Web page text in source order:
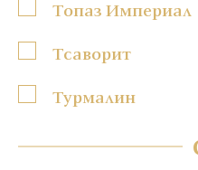
Топаз Империал
Тсаворит
Турмалин